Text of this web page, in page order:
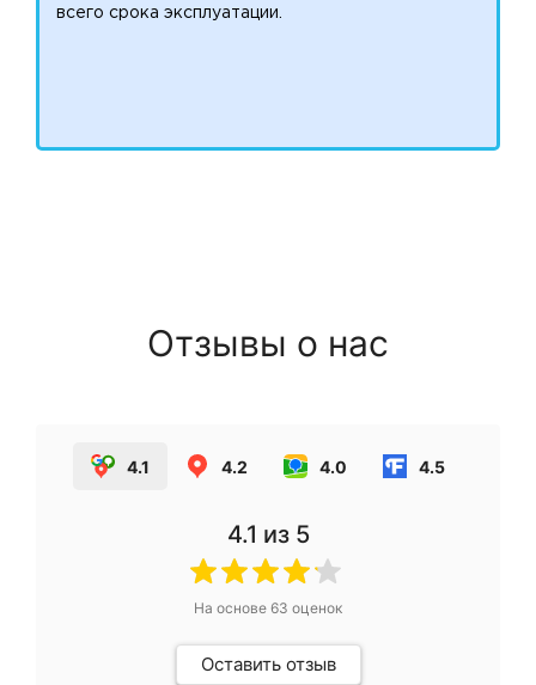
всего срока эксплуатации.
Отзывы о нас
4.1 4.2 4.0 4.5
4.1 из 5
На основе 63 оценок
Оставить отзыв